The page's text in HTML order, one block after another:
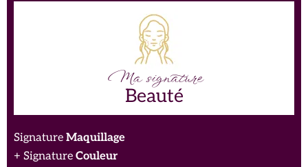
Ma signature
Beauté
Signature Maquillage
+ Signature Couleur